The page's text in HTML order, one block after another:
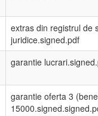
extras din registrul de
juridice.signed.pdf
garantie
garantie oferta 3